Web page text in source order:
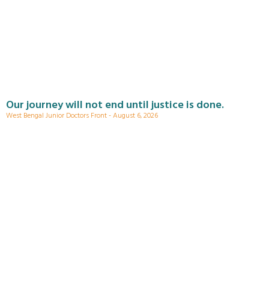
Our journey will not end until justice is done.
West Bengal Junior Doctors Front August 6, 2026